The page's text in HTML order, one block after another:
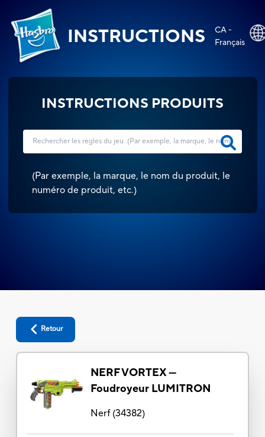
INSTRUCTIONS
CA -
Français
INSTRUCTIONS PRODUITS
(Par exemple, la marque, le nom du produit, le
numéro de produit, etc.)
Retour
NERF VORTEX —
Foudroyeur LUMITRON
Nerf(34382)